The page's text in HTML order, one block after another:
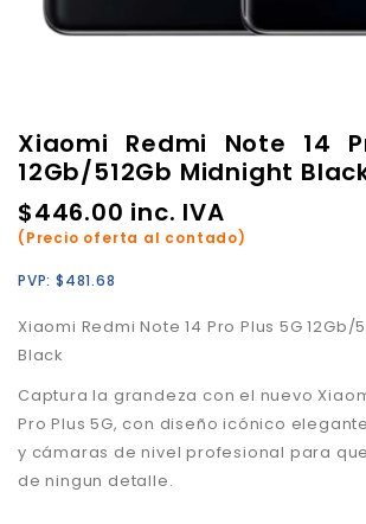
Xiaomi Redmi Note 14
12Gb/512Gb Midnight
$446.00 inc. IVA
(Precio oferta al contado)
PVP: $481.68
Xiaomi Redmi Note 14 Pro Plus 5G 12Gb/
Black
Captura la grandeza con el nuevo
Pro Plus 5G, con diseño icónico
y cámaras de nivel profesional para
de ningun detalle.